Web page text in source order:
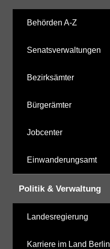
Behörden A-Z
Senatsverwaltungen
Bezirksämter
Bürgerämter
Jobcenter
Einwanderungsamt
Politik & Verwaltung
Landesregierung
Karriere im Land Berlin